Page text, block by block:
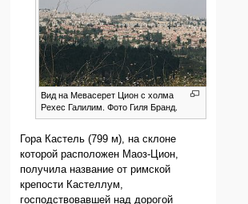
Вид на Мевасерет Цион с холма
Рехес Галилим. Фото Гиля Бранд.
Гора Кастель (799 м), на склоне
которой расположен Маоз-Цион,
получила название от римской
крепости Кастеллум,
господствовавшей над дорогой